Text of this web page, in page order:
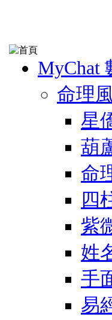
MyChat
命理
星
葫
命
四
紫
姓
手
易